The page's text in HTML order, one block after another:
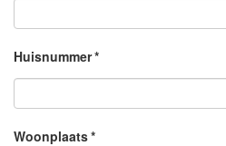
Huisnummer*
Woonplaats*